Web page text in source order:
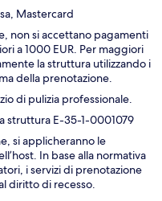
Mastercard
non si accettano pagamenti
a 1000 EUR. Per maggiori
la struttura utilizzando i
della prenotazione.
di pulizia professionale.
struttura E-35-1-0001079
si applicheranno le
In base alla normativa
i servizi di prenotazione
diritto di recesso.